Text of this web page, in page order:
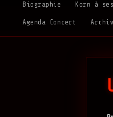
Biographie Korn à
Agenda Concert